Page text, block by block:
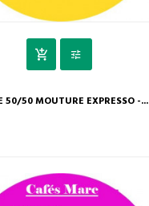
50/50 MOUTURE EXPRESSO -...